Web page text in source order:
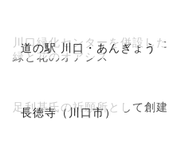
道の駅 川口・あんぎょう
川口緑化センターを併設した
緑と花のオアシス
長徳寺（川口市）
足利基氏の祈願所として創建